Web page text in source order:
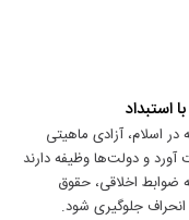
استبداد
اسلام، آزادی ماهیتی
و دولت‌ها وظیفه دارند
ضوابط اخلاقی، حقوق
جلوگیری شود.